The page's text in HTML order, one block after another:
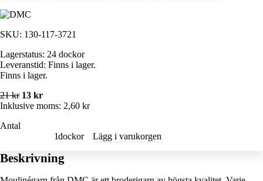
SKU: 130-117-3721
Lagerstatus: 24 dockor
Leveranstid: Finns i lager.
Finns i lager.
21 kr 13 kr
Inklusive moms: 2,60 kr
Antal
dockor
Lägg i varukorgen
Beskrivning